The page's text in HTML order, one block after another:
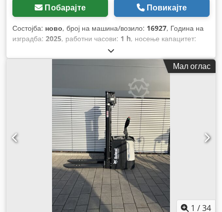
Побарајте Повикајте
Состојба: ново, број на машина/возило: 16927, Година на
изградба: 2025, работни часови: 1 h, носење капацитет:
, висина на подигнување:
товарот:600 мм, тип на гориво:електричен, тип на јарбол:
2.280 мм , напон на
, должина на вилушките:
Мал оглас
1 /34